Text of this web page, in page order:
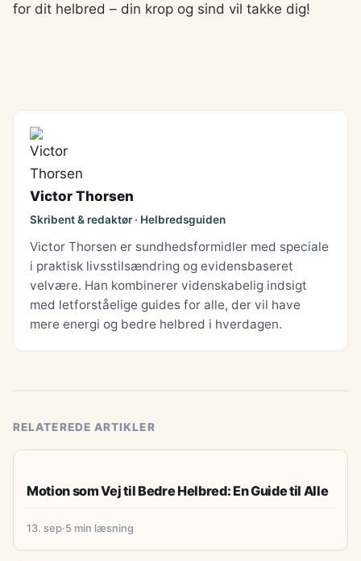
for dit helbred – din krop og sind vil takke dig!
Victor Thorsen
Skribent & redaktør · Helbredsguiden
Victor Thorsen er sundhedsformidler med speciale
i praktisk livsstilsændring og evidensbaseret
velvære. Han kombinerer videnskabelig indsigt
med letforståelige guides for alle, der vil have
mere energi og bedre helbred i hverdagen.
RELATEREDE ARTIKLER
Motion som Vej til Bedre Helbred: En Guide til Alle
13. sep·5 min læsning